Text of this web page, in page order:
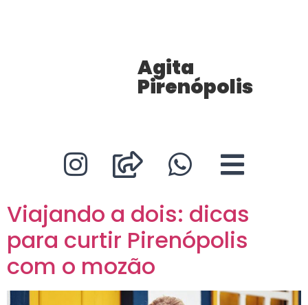
Agita
Pirenópolis
Viajando a dois: dicas
para curtir Pirenópolis
com o mozão